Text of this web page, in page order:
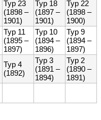
Typ 23
(1898 –
1901)
Typ 18
(1897 –
1901)
Typ 22
(1898 –
1900)
Typ 11
(1895 –
1897)
Typ 10
(1894 –
1896)
Typ 9
(1894 –
1897)
Typ 4
(1892)
Typ 3
(1891 –
1894)
Typ 2
(1890 –
1891)